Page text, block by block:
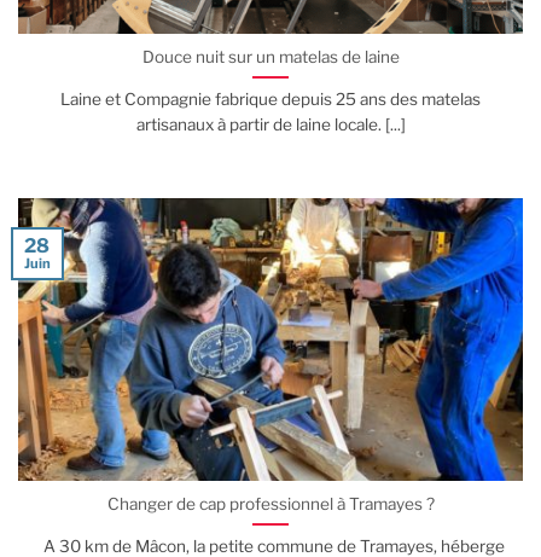
Douce nuit sur un matelas de laine
Laine et Compagnie fabrique depuis 25 ans des matelas
artisanaux à partir de laine locale. [...]
Changer de cap professionnel à Tramayes ?
A 30 km de Mâcon, la petite commune de Tramayes, héberge
28
Juin